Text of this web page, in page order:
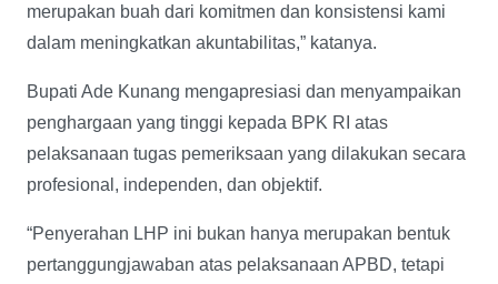
merupakan buah dari komitmen dan konsistensi kami
dalam meningkatkan akuntabilitas,” katanya.
Bupati Ade Kunang mengapresiasi dan menyampaikan
penghargaan yang tinggi kepada BPK RI atas
pelaksanaan tugas pemeriksaan yang dilakukan secara
profesional, independen, dan objektif.
“Penyerahan LHP ini bukan hanya merupakan bentuk
pertanggungjawaban atas pelaksanaan APBD, tetapi